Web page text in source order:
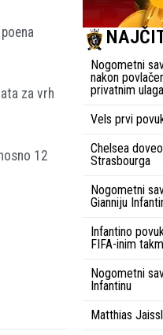
za vrh
12
Nogometni
nakon
privatnim
Vels prvi
Chelsea
Strasbourga
Nogometni
Gianniju
Infantino
FIFA-inim
Nogometni
Infantinu
Matthias